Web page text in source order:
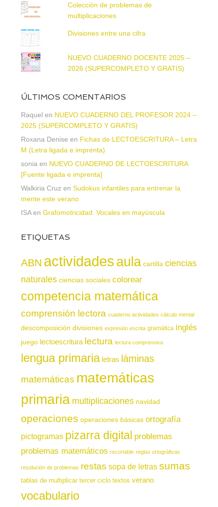
Colección de problemas de
multiplicaciones
Divisiones entre una cifra
NUEVO CUADERNO DOCENTE 2025 –
2026 (SUPERCOMPLETO Y GRATIS)
ÚLTIMOS COMENTARIOS
Raquel en NUEVO CUADERNO DEL PROFESOR 2024 –
2025 (SUPERCOMPLETO Y GRATIS)
Roxana Denise en Fichas de LECTOESCRITURA – Letra
M (Letra ligada e imprenta)
sonia en NUEVO CUADERNO DE LECTOESCRITURA
[Fuente ligada e imprenta]
Walkiria Cruz en Sudokus infantiles para entrenar la
mente este verano
ISAen Grafomotricidad. Vocales en mayúscula
ETIQUETAS
ABN actividadesaula cartilla ciencias
naturales ciencias sociales colorear
competencia matemática
comprensión lectora cuaderno actividades cálculo mental
descomposición divisiones expresión escrita gramática inglés
juego lectoescritura lectura lectura comprensiva
lengua primaria letras láminas
matemáticas matemáticas
primaria multiplicaciones navidad
operaciones operaciones básicas ortografía
pictogramas pizarra digital problemas
problemas matemáticos recortable reglas ortográficas
resolución de problemas restas sopa de letras sumas
tablas de multiplicar tercer ciclo textos verano
vocabulario